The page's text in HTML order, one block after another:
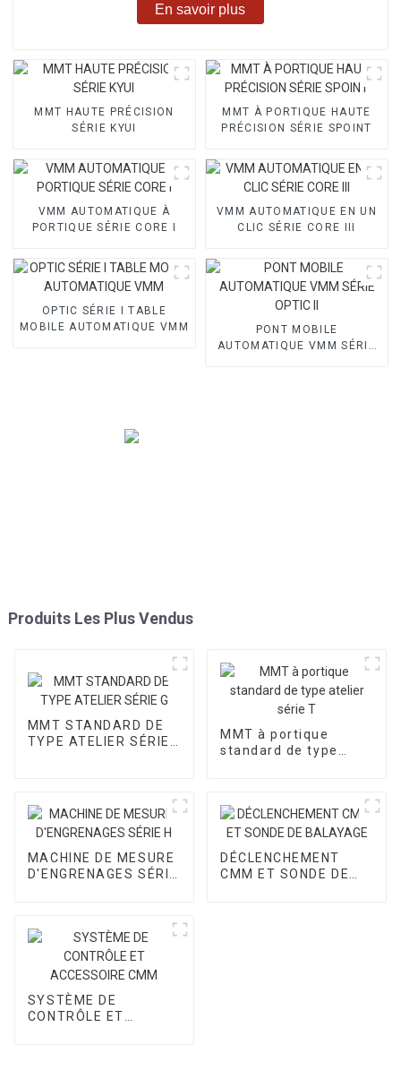
En savoir plus
MMT HAUTE PRÉCISION
SÉRIE KYUI
MMT À PORTIQUE HAUTE
PRÉCISION SÉRIE SPOINT
VMM AUTOMATIQUE À
PORTIQUE SÉRIE CORE I
VMM AUTOMATIQUE EN UN
CLIC SÉRIE CORE III
OPTIC SÉRIE I TABLE
MOBILE AUTOMATIQUE VMM
PONT MOBILE
AUTOMATIQUE VMM SÉRIE
Produits Les Plus Vendus
MMT STANDARD DE
TYPE ATELIER SÉRIE
MMT à portique
standard de type
MACHINE DE MESURE
D'ENGRENAGES SÉRIE
DÉCLENCHEMENT
CMM ET SONDE DE
SYSTÈME DE
CONTRÔLE ET